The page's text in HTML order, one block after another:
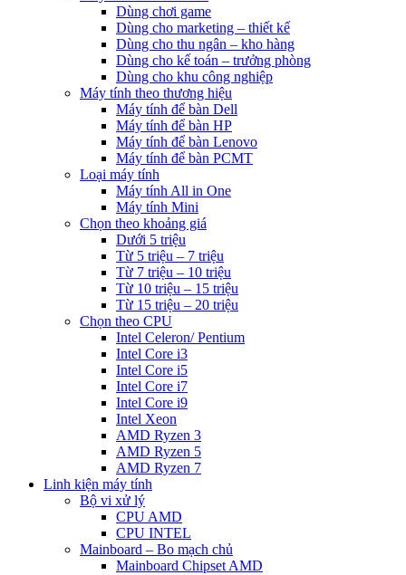
Dùng chơi game
Dùng cho marketing – thiết kế
Dùng cho thu ngân – kho hàng
Dùng cho kế toán – trưởng phòng
Dùng cho khu công nghiệp
Máy tính theo thương hiệu
Máy tính để bàn Dell
Máy tính để bàn HP
Máy tính để bàn Lenovo
Máy tính để bàn PCMT
Loại máy tính
Máy tính All in One
Máy tính Mini
Chọn theo khoảng giá
Dưới 5 triệu
Từ 5 triệu – 7 triệu
Từ 7 triệu – 10 triệu
Từ 10 triệu – 15 triệu
Từ 15 triệu – 20 triệu
Chọn theo CPU
Intel Celeron/ Pentium
Intel Core i3
Intel Core i5
Intel Core i7
Intel Core i9
Intel Xeon
AMD Ryzen 3
AMD Ryzen 5
AMD Ryzen 7
Linh kiện máy tính
Bộ vi xử lý
CPU AMD
CPU INTEL
Mainboard – Bo mạch chủ
Mainboard Chipset AMD